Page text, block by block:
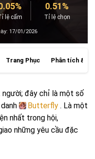
lệ cấm
0.51%
Tỉ lệ chọn
17/01/2026
Trang Phục Phân tích &
người; đây chỉ là một số
Butterfly . Là một
nhất trong hội,
những yêu cầu đặc